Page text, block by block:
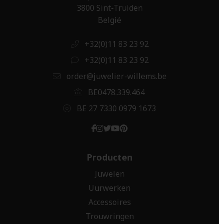
3800 Sint-Truiden
België
+32(0)11 83 23 92
+32(0)11 83 23 92
order@juwelier-willems.be
BE0478.339.464
BE 27 7330 0979 1673
Producten
Juwelen
Uurwerken
Accessoires
Trouwringen